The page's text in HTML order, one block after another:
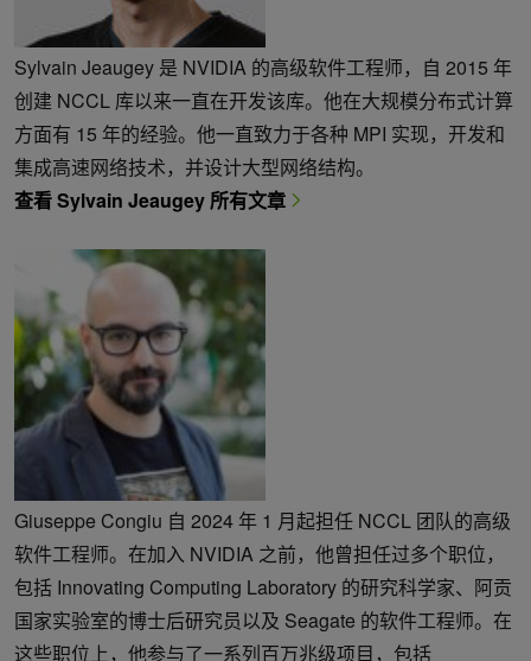
Sylvain Jeaugey 是 NVIDIA 的高级软件工程师，自 2015 年
创建 NCCL 库以来一直在开发该库。他在大规模分布式计算
方面有 15 年的经验。他一直致力于各种 MPI 实现，开发和
集成高速网络技术，并设计大型网络结构。
查看 Sylvain Jeaugey 所有文章
Giuseppe Congiu 自 2024 年 1 月起担任 NCCL 团队的高级
软件工程师。在加入 NVIDIA 之前，他曾担任过多个职位，
包括 Innovating Computing Laboratory 的研究科学家、阿贡
国家实验室的博士后研究员以及 Seagate 的软件工程师。在
这些职位上，他参与了一系列百万兆级项目，包括